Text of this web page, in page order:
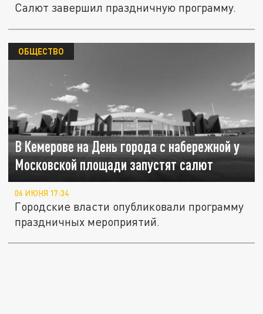
Салют завершил праздничную программу.
В Кемерове на День города с набережной у
Московской площади запустят салют
ОБЩЕСТВО
06 ИЮНЯ 17:34
Городские власти опубликовали программу
праздничных мероприятий.